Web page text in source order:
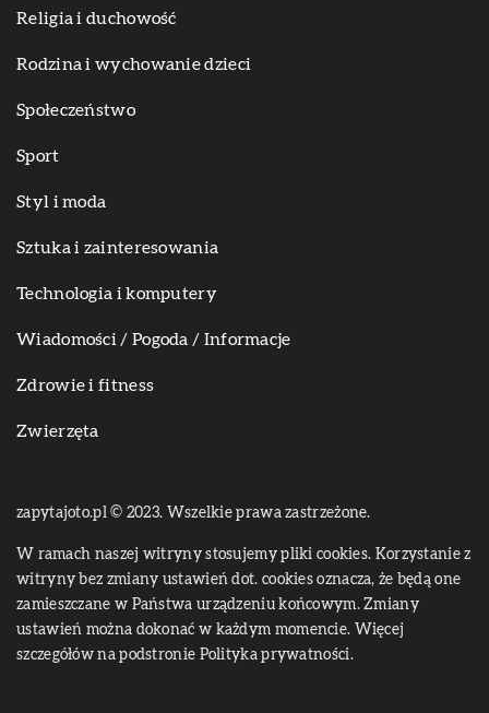
Religia i duchowość
Rodzina i wychowanie dzieci
Społeczeństwo
Sport
Styl i moda
Sztuka i zainteresowania
Technologia i komputery
Wiadomości / Pogoda / Informacje
Zdrowie i fitness
Zwierzęta
zapytajoto.pl © 2023. Wszelkie prawa zastrzeżone.
W ramach naszej witryny stosujemy pliki cookies. Korzystanie z
witryny bez zmiany ustawień dot. cookies oznacza, że będą one
zamieszczane w Państwa urządzeniu końcowym. Zmiany
ustawień można dokonać w każdym momencie. Więcej
szczegółów na podstronie Polityka prywatności.